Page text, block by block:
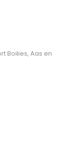
Boilies, Aas en